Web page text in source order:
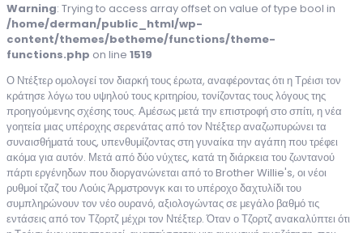
Warning: Trying to access array offset on value of type bool in
/home/derman/public_html/wp-
content/themes/betheme/functions/theme-
functions.php on line 1519
Ο Ντέξτερ ομολογεί τον διαρκή τους έρωτα, αναφέροντας ότι η Τρέισι τον
κράτησε λόγω του υψηλού τους κριτηρίου, τονίζοντας τους λόγους της
προηγούμενης σχέσης τους. Αμέσως μετά την επιστροφή στο σπίτι, η νέα
γοητεία μιας υπέροχης σερενάτας από τον Ντέξτερ αναζωπυρώνει τα
συναισθήματά τους, υπενθυμίζοντας στη γυναίκα την αγάπη που τρέφει
ακόμα για αυτόν. Μετά από δύο νύχτες, κατά τη διάρκεια του ζωντανού
πάρτι εργένηδων που διοργανώνεται από το Brother Willie's, οι νέοι
ρυθμοί τζαζ του Λούις Άρμστρονγκ και το υπέροχο δαχτυλίδι του
συμπληρώνουν τον νέο ουρανό, αξιολογώντας σε μεγάλο βαθμό τις
εντάσεις από τον Τζορτζ μέχρι τον Ντέξτερ. Όταν ο Τζορτζ ανακαλύπτει ότι